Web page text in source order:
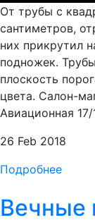
От трубы с
сантиметров,
них прикрутил
подножек.
плоскость
цвета. Салон-
Авиационная
26 Feb 2018
Подробнее
Вечные